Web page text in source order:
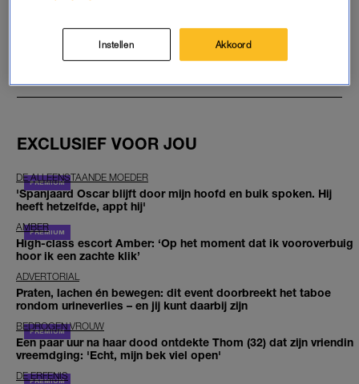
GOED ARTIKEL? DELEN MAAR.
EXCLUSIEF VOOR JOU
DE ALLEENSTAANDE MOEDER
'Spanjaard Oscar blijft door mijn hoofd en buik spoken. Hij
heeft hetzelfde, appt hij'
AMBER
High-class escort Amber: ‘Op het moment dat ik vooroverbuig
hoor ik een zachte klik’
ADVERTORIAL
Praten, lachen én bewegen: dit event doorbreekt het taboe
rondom urineverlies – en jij kunt daarbij zijn
BEDROGEN VROUW
Een paar uur na haar dood ontdekte Thom (32) dat zijn vriendin
vreemdging: 'Echt, mijn bek viel open'
DE ERFENIS
Instellen Akkoord